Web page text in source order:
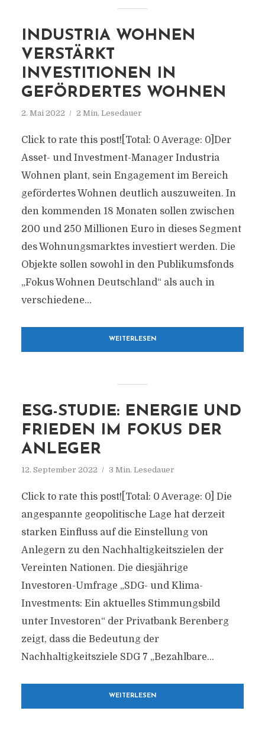
INDUSTRIA WOHNEN
VERSTÄRKT
INVESTITIONEN IN
GEFÖRDERTES WOHNEN
2. Mai 2022 2 Min. Lesedauer
Click to rate this post![Total: 0 Average: 0]Der
Asset- und Investment-Manager Industria
Wohnen plant, sein Engagement im Bereich
gefördertes Wohnen deutlich auszuweiten. In
den kommenden 18 Monaten sollen zwischen
200 und 250 Millionen Euro in dieses Segment
des Wohnungsmarktes investiert werden. Die
Objekte sollen sowohl in den Publikumsfonds
„Fokus Wohnen Deutschland“ als auch in
verschiedene...
WEITERLESEN
ESG-STUDIE: ENERGIE UND
FRIEDEN IM FOKUS DER
ANLEGER
12. September 2022 3 Min. Lesedauer
Click to rate this post![Total: 0 Average: 0] Die
angespannte geopolitische Lage hat derzeit
starken Einfluss auf die Einstellung von
Anlegern zu den Nachhaltigkeitszielen der
Vereinten Nationen. Die diesjährige
Investoren-Umfrage „SDG- und Klima-
Investments: Ein aktuelles Stimmungsbild
unter Investoren“ der Privatbank Berenberg
zeigt, dass die Bedeutung der
Nachhaltigkeitsziele SDG 7 „Bezahlbare...
WEITERLESEN